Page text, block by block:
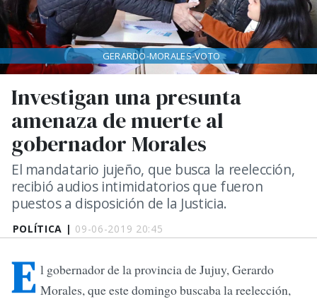
POLÍTICA | 09-06-2019 20:45
Investigan una presunta
amenaza de muerte al
gobernador Morales
El mandatario jujeño, que busca la reelección,
recibió audios intimidatorios que fueron
puestos a disposición de la Justicia.
GERARDO-MORALES-VOTO
E l gobernador de la provincia de Jujuy, Gerardo
Morales, que este domingo buscaba la reelección,